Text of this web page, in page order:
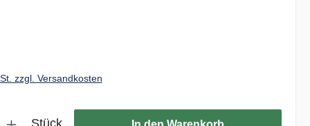
zzgl. Versandkosten
Stück